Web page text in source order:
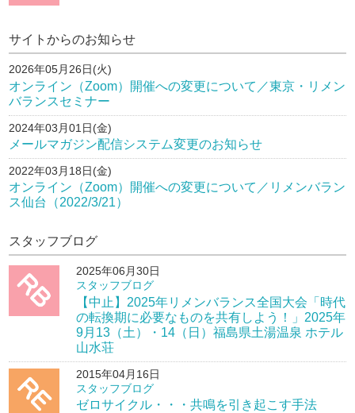
サイトからのお知らせ
2026年05月26日(火)
オンライン（Zoom）開催への変更について／東京・リメン
バランスセミナー
2024年03月01日(金)
メールマガジン配信システム変更のお知らせ
2022年03月18日(金)
オンライン（Zoom）開催への変更について／リメンバラン
ス仙台（2022/3/21）
スタッフブログ
2025年06月30日
スタッフブログ
【中止】2025年リメンバランス全国大会「時代
の転換期に必要なものを共有しよう！」2025年
9月13（土）・14（日）福島県土湯温泉 ホテル
山水荘
2015年04月16日
スタッフブログ
ゼロサイクル・・・共鳴を引き起こす手法